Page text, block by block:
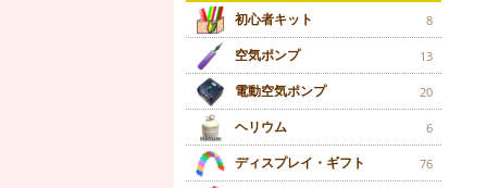
初心者キット 8
空気ポンプ 13
電動空気ポンプ 20
ヘリウム 6
ディスプレイ・ギフト 76